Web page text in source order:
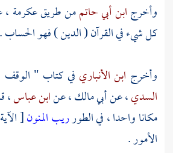
وأخرجابن أبي حاتممن طريقعكرمة
كل شيء في القرآن ( الدين ) فهو الحساب .
وأخرج ابن الأنباري في كتاب " الوقف
السدي، عنأبي مالك، عنابن عباس،
مكانا واحدا ، في الطورريب المنون
الأمور .